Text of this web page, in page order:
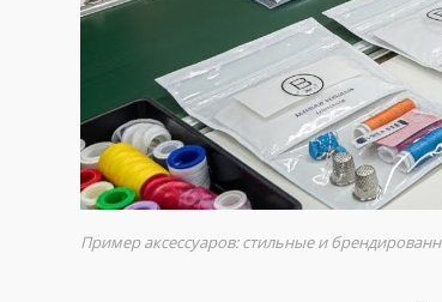
Пример аксессуаров: стильные и